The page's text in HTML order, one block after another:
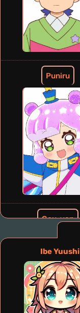
Ibe Yuushi
Puniru
Gou-yan